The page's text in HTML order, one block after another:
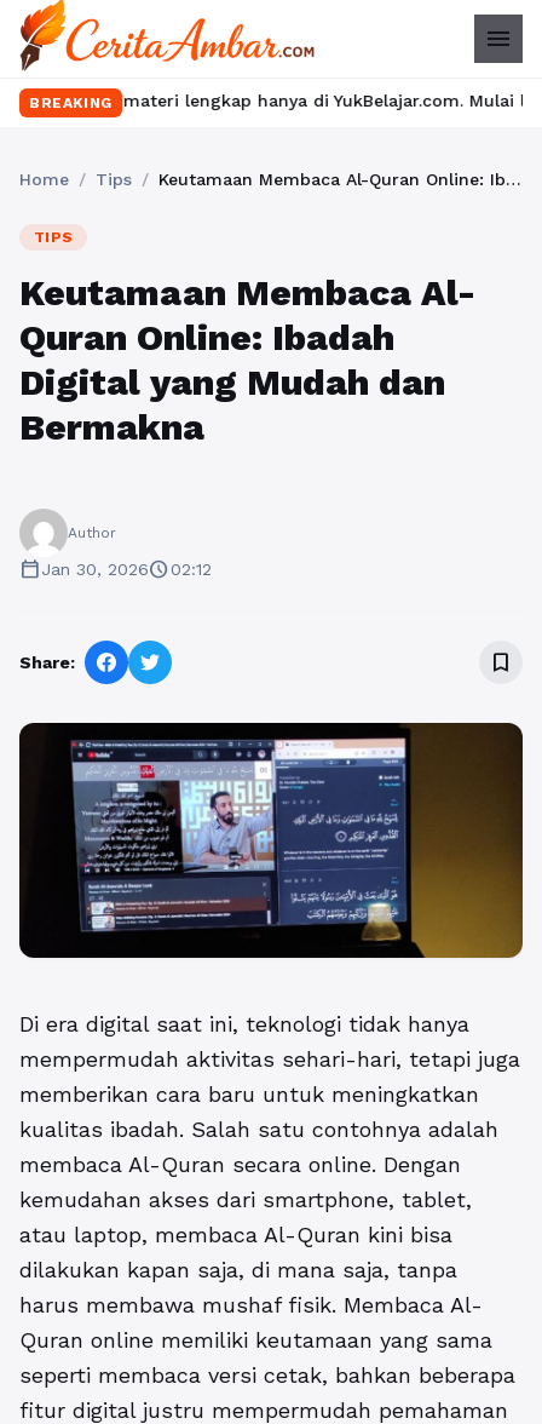
menu
BREAKING
lengkap hanya di YukBelajar.com. Mulai langkah
Home / Tips / Keutamaan Membaca Al-Quran Online: Ibadah Digital yang Mudah dan Bermakna
TIPS
Keutamaan Membaca Al-
Quran Online: Ibadah
Digital yang Mudah dan
Bermakna
Author
calendar_todayJan 30, 2026schedule02:12
Share: bookmark_border
Di era digital saat ini, teknologi tidak hanya
mempermudah aktivitas sehari-hari, tetapi juga
memberikan cara baru untuk meningkatkan
kualitas ibadah. Salah satu contohnya adalah
membaca Al-Quran secara online. Dengan
kemudahan akses dari smartphone, tablet,
atau laptop, membaca Al-Quran kini bisa
dilakukan kapan saja, di mana saja, tanpa
harus membawa mushaf fisik. Membaca Al-
Quran online memiliki keutamaan yang sama
seperti membaca versi cetak, bahkan beberapa
fitur digital justru mempermudah pemahaman